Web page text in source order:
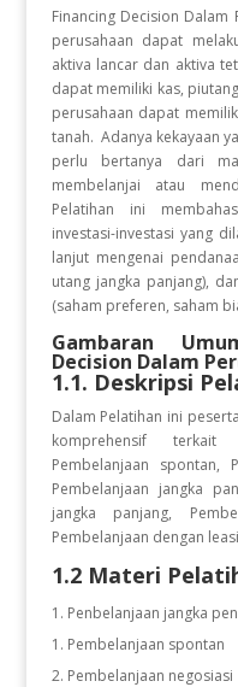
Financing Decision Dalam
perusahaan dapat
aktiva lancar dan aktiva
dapat memiliki kas,
perusahaan dapat
tanah. Adanya kekayaan
perlu bertanya dari
membelanjai atau
Pelatihan ini
investasi-investasi yang
lanjut mengenai
utang jangka panjang),
(saham preferen, saham
Gambaran
Decision Dalam
1.1. Deskripsi
Dalam Pelatihan ini
komprehensif terkait
Pembelanjaan spontan,
Pembelanjaan jangka
jangka panjang,
Pembelanjaan dengan
1.2 Materi
Penbelanjaan jangka
Pembelanjaan spontan
Pembelanjaan negosiasi